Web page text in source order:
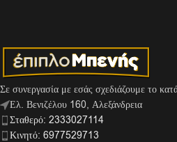
Σε συνεργασία με εσάς σχεδιάζουμε το
Ελ. Βενιζέλου 160, Αλεξάνδρεια
Σταθερό: 2333027114
Κινητό: 6977529713